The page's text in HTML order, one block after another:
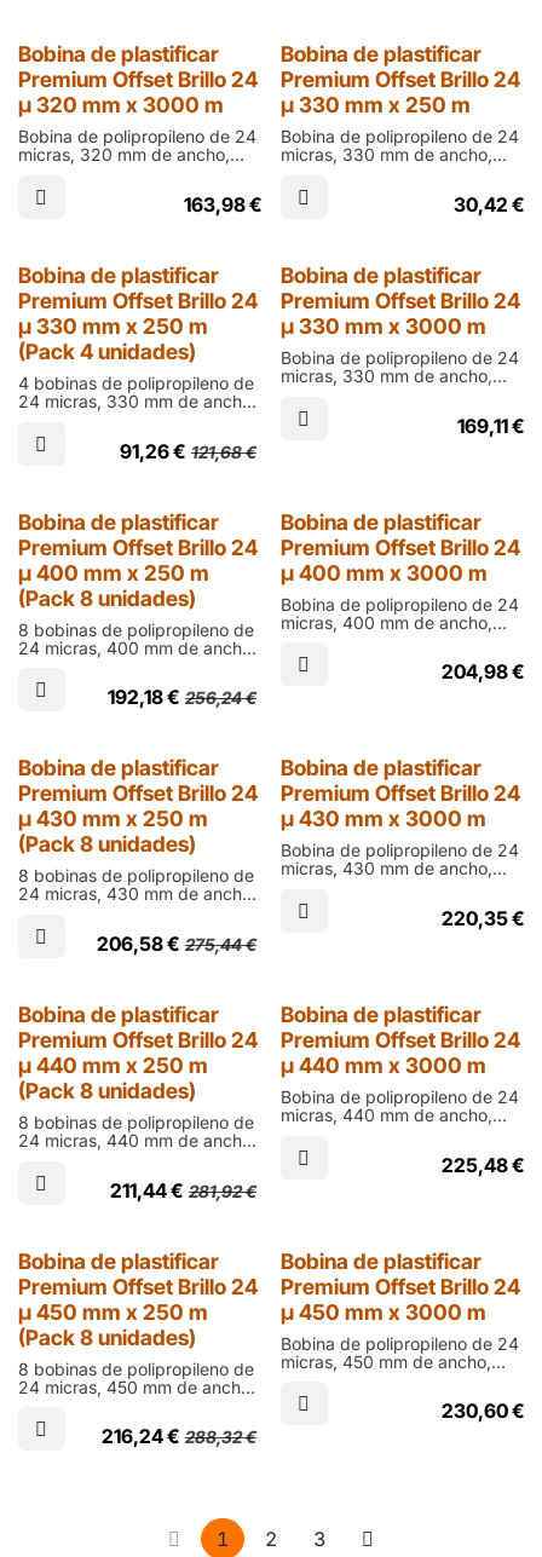
Bobina de plastificar
Premium Offset Brillo 24
µ 320 mm x 3000 m
Bobina de polipropileno de 24
micras, 320 mm de ancho,
mm en acabado brillo para
laminar documentos impresos
163,98€
Bobina de plastificar
Premium Offset Brillo 24
µ 330 mm x 250 m
Bobina de polipropileno de 24
micras, 330 mm de ancho,
mm en acabado brillo para
laminar documentos impresos
30,42 €
25% Dto.
Bobina de plastificar
Premium Offset Brillo 24
µ 330 mm x 250 m
(Pack 4 unidades)
4 bobinas de polipropileno de
24 micras, 330 mm de ancho,
mm en acabado brillo para
laminar documentos impresos
91,26€ 121,68€
Bobina de plastificar
Premium Offset Brillo 24
µ 330 mm x 3000 m
Bobina de polipropileno de 24
micras, 330 mm de ancho,
mm en acabado brillo para
laminar documentos impresos
169,11€
25% Dto.
Bobina de plastificar
Premium Offset Brillo 24
µ 400 mm x 250 m
(Pack 8 unidades)
8 bobinas de polipropileno de
24 micras, 400 mm de ancho,
mm en acabado brillo para
laminar documentos impresos
192,18€ 256,24€
Bobina de plastificar
Premium Offset Brillo 24
µ 400 mm x 3000 m
Bobina de polipropileno de 24
micras, 400 mm de ancho,
mm en acabado brillo para
laminar documentos impresos
204,98€
25% Dto.
Bobina de plastificar
Premium Offset Brillo 24
µ 430 mm x 250 m
(Pack 8 unidades)
8 bobinas de polipropileno de
24 micras, 430 mm de ancho,
mm en acabado brillo para
laminar documentos impresos
206,58€ 275,44€
Bobina de plastificar
Premium Offset Brillo 24
µ 430 mm x 3000 m
Bobina de polipropileno de 24
micras, 430 mm de ancho,
mm en acabado brillo para
laminar documentos impresos
220,35€
25% Dto.
Bobina de plastificar
Premium Offset Brillo 24
µ 440 mm x 250 m
(Pack 8 unidades)
8 bobinas de polipropileno de
24 micras, 440 mm de ancho,
mm en acabado brillo para
laminar documentos impresos
211,44€ 281,92€
Bobina de plastificar
Premium Offset Brillo 24
µ 440 mm x 3000 m
Bobina de polipropileno de 24
micras, 440 mm de ancho,
mm en acabado brillo para
laminar documentos impresos
225,48€
25% Dto.
Bobina de plastificar
Premium Offset Brillo 24
µ 450 mm x 250 m
(Pack 8 unidades)
8 bobinas de polipropileno de
24 micras, 450 mm de ancho,
mm en acabado brillo para
laminar documentos impresos
216,24€ 288,32€
Bobina de plastificar
Premium Offset Brillo 24
µ 450 mm x 3000 m
Bobina de polipropileno de 24
micras, 450 mm de ancho,
mm en acabado brillo para
laminar documentos impresos
230,60€
1 2 3